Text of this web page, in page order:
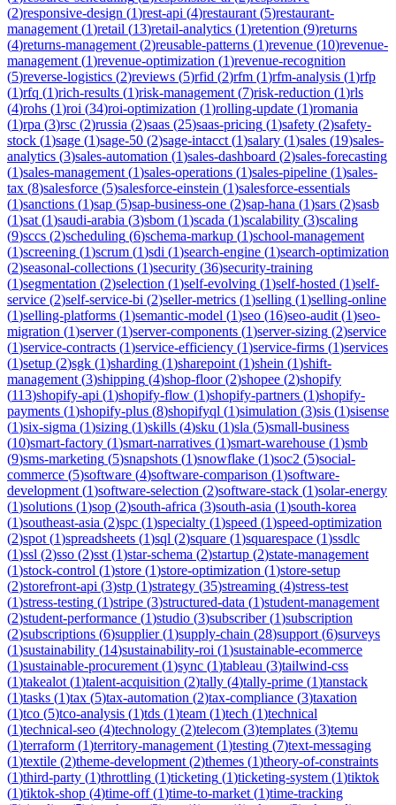
(2)responsive-design (1)rest-api (4)restaurant (5)restaurant-
management (1)retail (13)retail-analytics (1)retention (9)returns
(4)returns-management (2)reusable-patterns (1)revenue (10)revenue-
management (1)revenue-optimization (1)revenue-recognition
(5)reverse-logistics (2)reviews (5)rfid (2)rfm (1)rfm-analysis (1)rfp
(1)rfq (1)rich-results (1)risk-management (7)risk-reduction (1)rls
(4)rohs (1)roi (34)roi-optimization (1)rolling-update (1)romania
(1)rpa (3)rsc (2)russia (2)saas (25)saas-pricing (1)safety (2)safety-
stock (1)sage (1)sage-50 (2)sage-intacct (1)salary (1)sales (19)sales-
analytics (3)sales-automation (1)sales-dashboard (2)sales-forecasting
(1)sales-management (1)sales-operations (1)sales-pipeline (1)sales-
tax (8)salesforce (5)salesforce-einstein (1)salesforce-essentials
(1)sanctions (1)sap (5)sap-business-one (2)sap-hana (1)sars (2)sasb
(1)sat (1)saudi-arabia (3)sbom (1)scada (1)scalability (3)scaling
(9)sccs (2)scheduling (6)schema-markup (1)school-management
(1)screening (1)scrum (1)sdi (1)search-engine (1)search-optimization
(2)seasonal-collections (1)security (36)security-training
(1)segmentation (2)selection (1)self-evolving (1)self-hosted (1)self-
service (2)self-service-bi (2)seller-metrics (1)selling (1)selling-online
(1)selling-platforms (1)semantic-model (1)seo (16)seo-audit (1)seo-
migration (1)server(1)server-components (1)server-sizing (2)service
(1)service-contracts (1)service-efficiency (1)service-firms (1)services
(1)setup (2)sgk (1)sharding (1)sharepoint (1)shein (1)shift-
management (3)shipping (4)shop-floor(2)shopee (2)shopify
(113)shopify-api (1)shopify-flow (1)shopify-partners (1)shopify-
payments (1)shopify-plus (8)shopifyql (1)simulation (3)sis (1)sisense
(1)six-sigma (1)sizing (1)skills (4)sku (1)sla (5)small-business
(10)smart-factory (1)smart-narratives (1)smart-warehouse (1)smb
(9)sms-marketing (5)snapshots (1)snowflake (1)soc2 (5)social-
commerce (5)software (4)software-comparison (1)software-
development (1)software-selection (2)software-stack (1)solar-energy
(1)solutions (1)sop (2)south-africa (3)south-asia (1)south-korea
(1)southeast-asia (2)spc (1)specialty (1)speed (1)speed-optimization
(2)spot (1)spreadsheets (1)sql (2)square (1)squarespace (1)ssdlc
(1)ssl (2)sso (2)sst (1)star-schema (2)startup (2)state-management
(1)stock-control (1)store (1)store-optimization (1)store-setup
(2)storefront-api (3)stp (1)strategy (35)streaming (4)stress-test
(1)stress-testing (1)stripe (3)structured-data (1)student-management
(2)student-performance (1)studio (3)subscriber(1)subscription
(2)subscriptions (6)supplier(1)supply-chain (28)support (6)surveys
(1)sustainability (14)sustainability-roi (1)sustainable-ecommerce
(1)sustainable-procurement (1)sync (1)tableau (3)tailwind-css
(1)takealot (1)talent-acquisition (2)tally (4)tally-prime (1)tanstack
(1)tasks (1)tax (5)tax-automation (2)tax-compliance (3)taxation
(1)tco (5)tco-analysis (1)tds (1)team (1)tech (1)technical
(1)technical-seo (4)technology (2)telecom (3)templates (3)temu
(1)terraform (1)territory-management (1)testing (7)text-messaging
(1)textile (2)theme-development (2)themes (1)theory-of-constraints
(1)third-party (1)throttling (1)ticketing (1)ticketing-system (1)tiktok
(1)tiktok-shop (4)time-off(1)time-to-market (1)time-tracking